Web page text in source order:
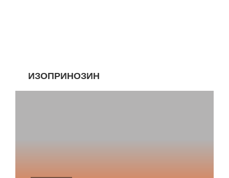
ИЗОПРИНОЗИН